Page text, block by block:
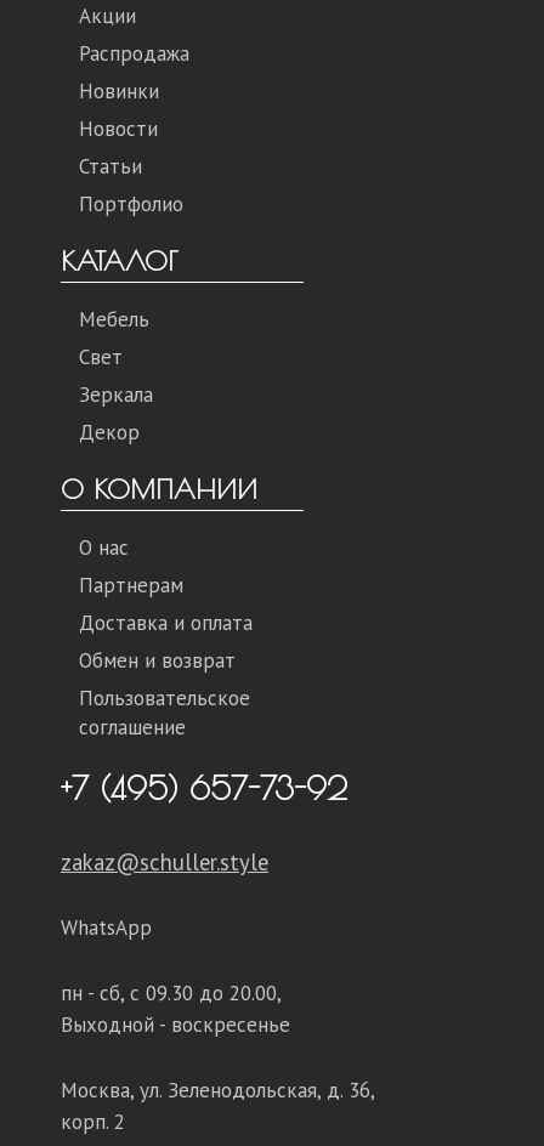
Акции
Распродажа
Новинки
Новости
Статьи
Портфолио
КАТАЛОГ
Мебель
Свет
Зеркала
Декор
О КОМПАНИИ
О нас
Партнерам
Доставка и оплата
Обмен и возврат
Пользовательское
соглашение
+7 (495) 657-73-92
zakaz@schuller.style
WhatsApp
пн - сб, с 09.30 до 20.00,
Выходной - воскресенье
Москва, ул. Зеленодольская, д. 36,
корп. 2